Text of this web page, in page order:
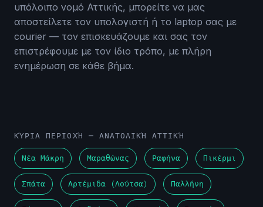
υπόλοιπο νομό Αττικής, μπορείτε να μας
αποστείλετε τον υπολογιστή ή το laptop σας με
courier — τον επισκευάζουμε και σας τον
επιστρέφουμε με τον ίδιο τρόπο, με πλήρη
ενημέρωση σε κάθε βήμα.
ΜΑΡΑΘΩΝΑΣ
ΑΡΤΕΜΙΔΑ
ΚΎΡΙΑ ΠΕΡΙΟΧΉ — ΑΝΑΤΟΛΙΚΉ ΑΤΤΙΚΉ
Νέα Μάκρη Μαραθώνας Ραφήνα Πικέρμι
Σπάτα Αρτέμιδα (Λούτσα) Παλλήνη